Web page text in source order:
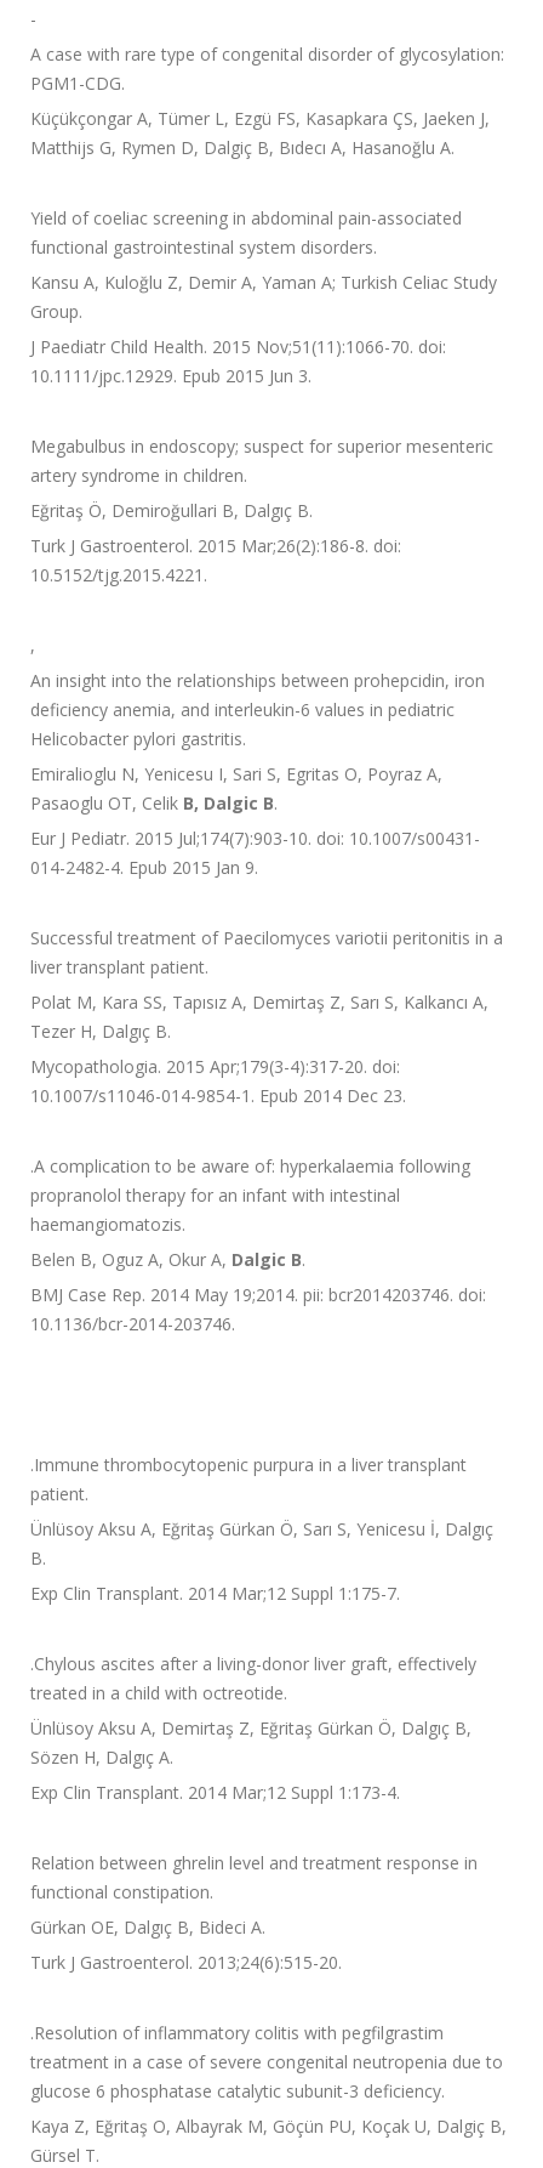
-
A case with rare type of congenital disorder of glycosylation:
PGM1-CDG.
Küçükçongar A, Tümer L, Ezgü FS, Kasapkara ÇS, Jaeken J,
Matthijs G, Rymen D, Dalgiç B, Bıdecı A, Hasanoğlu A.
Yield of coeliac screening in abdominal pain-associated
functional gastrointestinal system disorders.
Kansu A, Kuloğlu Z, Demir A, Yaman A; Turkish Celiac Study
Group.
J Paediatr Child Health. 2015 Nov;51(11):1066-70. doi:
10.1111/jpc.12929. Epub 2015 Jun 3.
Megabulbus in endoscopy; suspect for superior mesenteric
artery syndrome in children.
Eğritaş Ö, Demiroğullari B, Dalgıç B.
Turk J Gastroenterol. 2015 Mar;26(2):186-8. doi:
10.5152/tjg.2015.4221.
,
An insight into the relationships between prohepcidin, iron
deficiency anemia, and interleukin-6 values in pediatric
Helicobacter pylori gastritis.
Emiralioglu N, Yenicesu I, Sari S, Egritas O, Poyraz A,
Pasaoglu OT, Celik B, Dalgic B.
Eur J Pediatr. 2015 Jul;174(7):903-10. doi: 10.1007/s00431-
014-2482-4. Epub 2015 Jan 9.
Successful treatment of Paecilomyces variotii peritonitis in a
liver transplant patient.
Polat M, Kara SS, Tapısız A, Demirtaş Z, Sarı S, Kalkancı A,
Tezer H, Dalgıç B.
Mycopathologia. 2015 Apr;179(3-4):317-20. doi:
10.1007/s11046-014-9854-1. Epub 2014 Dec 23.
.A complication to be aware of: hyperkalaemia following
propranolol therapy for an infant with intestinal
haemangiomatozis.
Belen B, Oguz A, Okur A, Dalgic B.
BMJ Case Rep. 2014 May 19;2014. pii: bcr2014203746. doi:
10.1136/bcr-2014-203746.
.Immune thrombocytopenic purpura in a liver transplant
patient.
Ünlüsoy Aksu A, Eğritaş Gürkan Ö, Sarı S, Yenicesu İ, Dalgıç
B.
Exp Clin Transplant. 2014 Mar;12 Suppl 1:175-7.
.Chylous ascites after a living-donor liver graft, effectively
treated in a child with octreotide.
Ünlüsoy Aksu A, Demirtaş Z, Eğritaş Gürkan Ö, Dalgıç B,
Sözen H, Dalgıç A.
Exp Clin Transplant. 2014 Mar;12 Suppl 1:173-4.
Relation between ghrelin level and treatment response in
functional constipation.
Gürkan OE, Dalgıç B, Bideci A.
Turk J Gastroenterol. 2013;24(6):515-20.
.Resolution of inflammatory colitis with pegfilgrastim
treatment in a case of severe congenital neutropenia due to
glucose 6 phosphatase catalytic subunit-3 deficiency.
Kaya Z, Eğritaş O, Albayrak M, Göçün PU, Koçak U, Dalgiç B,
Gürsel T.